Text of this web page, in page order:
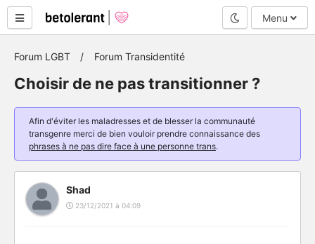
Mode nuit
Menu
Forum LGBT Forum Transidentité
Choisir de ne pas transitionner ?
Afin d'éviter les maladresses et de blesser la communauté
transgenre merci de bien vouloir prendre connaissance des
phrases à ne pas dire face à une personne trans.
Shad
23/12/2021 à 04:09